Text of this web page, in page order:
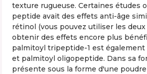
texture rugueuse. Certaines études
peptide avait des effets anti-âge
rétinol (vous pouvez utiliser les
obtenir des effets encore plus
palmitoyl tripeptide-1 est également
et palmitoyl oligopeptide. Dans sa
présente sous la forme d'une